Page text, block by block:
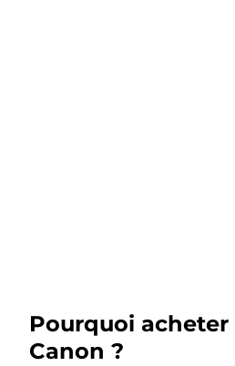
Pourquoi
Canon ?